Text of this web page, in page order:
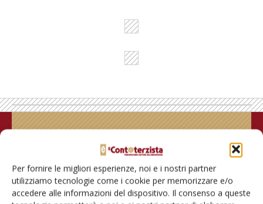
Per fornire le migliori esperienze, noi e i nostri partner
utilizziamo tecnologie come i cookie per memorizzare e/o
accedere alle informazioni del dispositivo. Il consenso a queste
Rimani aggiornato sul mondo
dell’agricoltura
Iscriviti alle nostre newsletter